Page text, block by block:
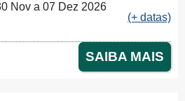
Nov a 07 Dez 2026
(+ datas)
SAIBA MAIS